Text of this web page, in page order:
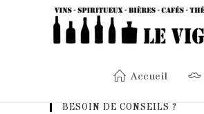
Accueil
BESOIN DE CONSEILS ?